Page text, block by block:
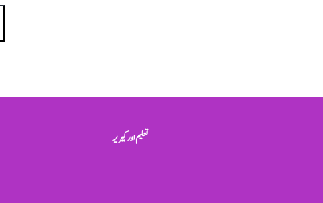
تعلیم اور کیریر